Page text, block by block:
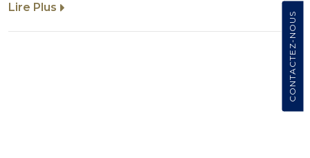
Lire Plus
CONTACTEZ-NOUS